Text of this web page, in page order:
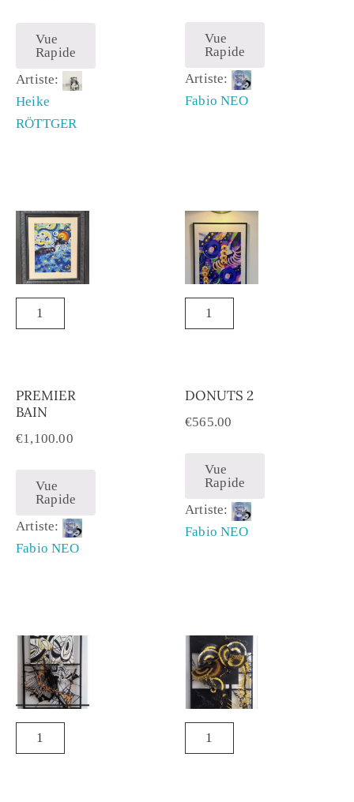
Vue
Rapide
Artiste:
Heike
RÖTTGER
Vue
Rapide
Artiste:
Fabio NEO
PREMIER
BAIN
€1,100.00
Vue
Rapide
Artiste:
Fabio NEO
DONUTS 2
€565.00
Vue
Rapide
Artiste:
Fabio NEO